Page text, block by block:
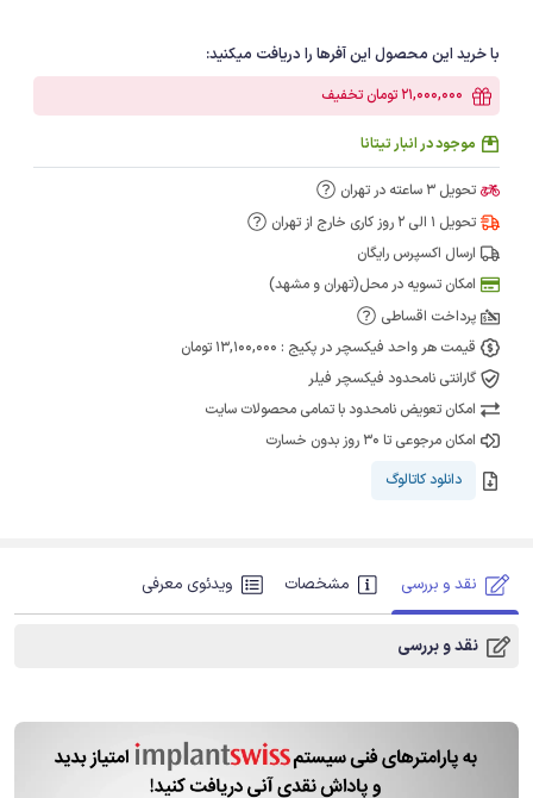
با خرید این محصول این آفرها را دریافت میکنید:
21,000,000 تومان تخفیف
موجود در انبار تیتانا
تحویل 3 ساعته در تهران
تحویل 1 الی 2 روز کاری خارج از تهران
ارسال اکسپرس رایگان
امکان تسویه در محل(تهران و مشهد)
پرداخت اقساطی
قیمت هر واحد فیکسچر در پکیج : 13,100,000 تومان
گارانتی نامحدود فیکسچر فیلر
امکان تعویض نامحدود با تمامی محصولات سایت
امکان مرجوعی تا 30 روز بدون خسارت
دانلود کاتالوگ
نقد و بررسی مشخصات ویدئوی معرفی
نقد و بررسی